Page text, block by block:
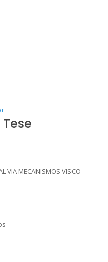
VIA MECANISMOS VISCO-